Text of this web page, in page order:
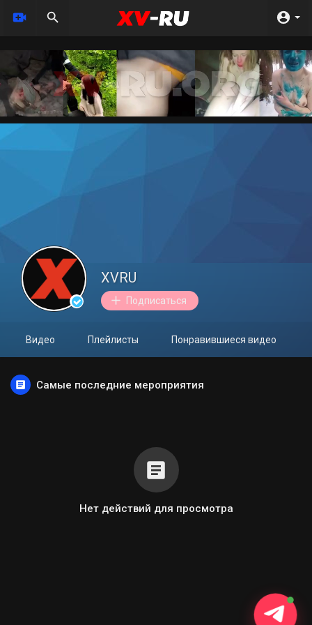
XVRU
Подписаться
Видео Плейлисты Понравившиеся видео
Самые последние мероприятия
Нет действий для просмотра